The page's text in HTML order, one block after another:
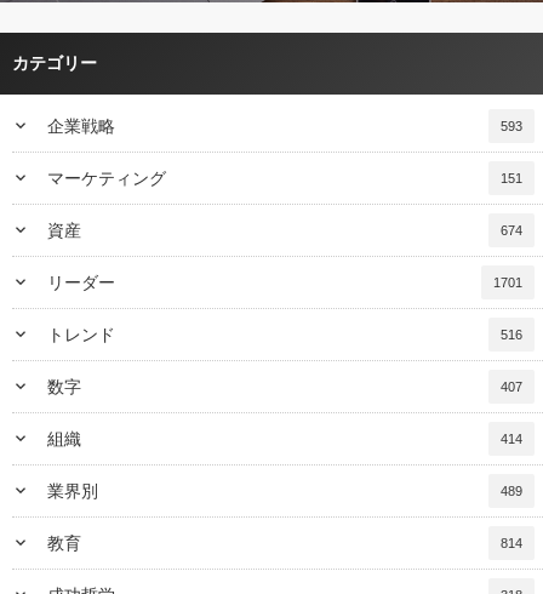
カテゴリー
keyboard_arrow_down 企業戦略 593
keyboard_arrow_down マーケティング 151
keyboard_arrow_down 資産 674
keyboard_arrow_down リーダー 1701
keyboard_arrow_down トレンド 516
keyboard_arrow_down 数字 407
keyboard_arrow_down 組織 414
keyboard_arrow_down 業界別 489
keyboard_arrow_down 教育 814